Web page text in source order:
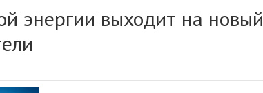
энергии выходит на новый